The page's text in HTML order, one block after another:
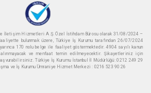
ve İletişim Hizmetleri A.Ş. Özel İstihdam Bürosu olarak 31/08/2024 –
bulunmak üzere, Türkiye İş Kurumu tarafından 26/07/2024
170 nolu belge ile faaliyet göstermektedir. 4904 sayılı kanun
ve menfaat temin edilmeyecektir. Şikayetleriniz için
Türkiye İş Kurumu İstanbul İl Müdürlüğü: 0212 249 29
ve İş Kurumu Ümraniye Hizmet Merkezi : 0216 523 90 26